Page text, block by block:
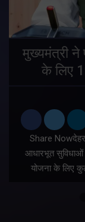
मुख्यमंत्री ने
के लिए
Share
आधारभूत
योजना के लिए